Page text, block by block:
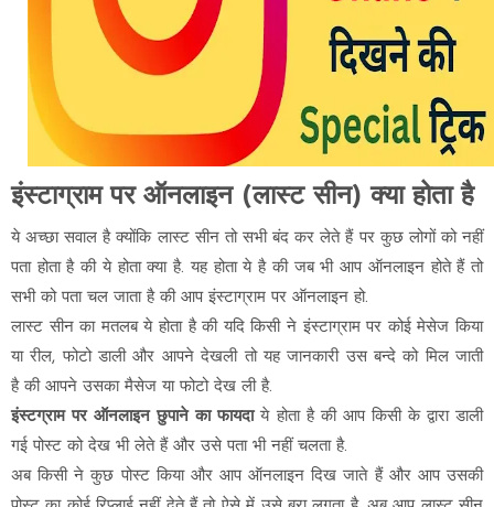
इंस्टाग्राम पर ऑनलाइन (लास्ट सीन) क्या होता है
ये अच्छा सवाल है क्योंकि लास्ट सीन तो सभी बंद कर लेते हैं पर कुछ लोगों को नहीं
पता होता है की ये होता क्या है. यह होता ये है की जब भी आप ऑनलाइन होते हैं तो
सभी को पता चल जाता है की आप इंस्टाग्राम पर ऑनलाइन हो.
लास्ट सीन का मतलब ये होता है की यदि किसी ने इंस्टाग्राम पर कोई मेसेज किया
या रील, फोटो डाली और आपने देखली तो यह जानकारी उस बन्दे को मिल जाती
है की आपने उसका मैसेज या फोटो देख ली है.
इंस्टग्राम पर ऑनलाइन छुपाने का फायदाये होता है की आप किसी के द्वारा डाली
गई पोस्ट को देख भी लेते हैं और उसे पता भी नहीं चलता है.
अब किसी ने कुछ पोस्ट किया और आप ऑनलाइन दिख जाते हैं और आप उसकी